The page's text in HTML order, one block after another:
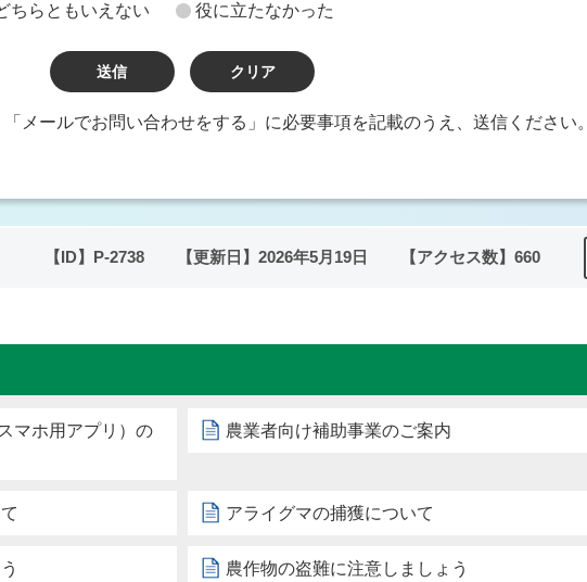
ちらともいえない 役に立たなかった
メールでお問い合わせをする」に必要事項を記載のうえ、送信ください。
【ID】 P-2738 【更新日】 2026年5月19日 【アクセス数】 660
マホ用アプリ）の
農業者向け補助事業のご案内
アライグマの捕獲について
農作物の盗難に注意しましょう